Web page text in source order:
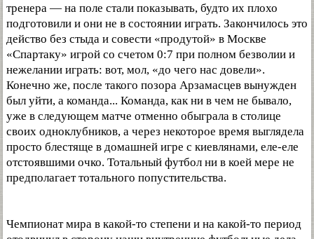
тренера — на поле стали показывать, будто их плохо
подготовили и они не в состоянии играть. Закончилось это
действо без стыда и совести «продутой» в Москве
«Спартаку» игрой со счетом 0:7 при полном безволии и
нежелании играть: вот, мол, «до чего нас довели».
Конечно же, после такого позора Арзамасцев вынужден
был уйти, а команда... Команда, как ни в чем не бывало,
уже в следующем матче отменно обыграла в столице
своих одноклубников, а через некоторое время выглядела
просто блестяще в домашней игре с киевлянами, еле-еле
отстоявшими очко. Тотальный футбол ни в коей мере не
предполагает тотального попустительства.
Чемпионат мира в какой-то степени и на какой-то период